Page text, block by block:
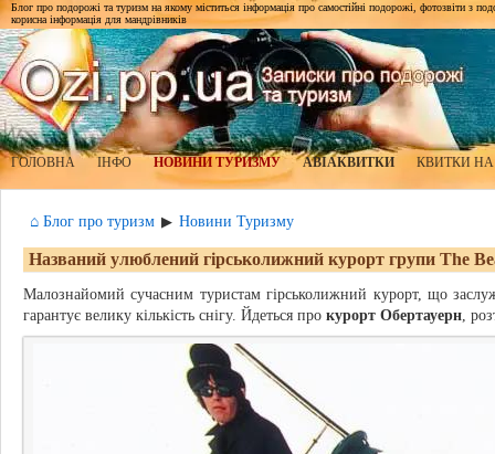
Блог про подорожі та туризм на якому міститься інформація про самостійні подорожі, фотозвіти з
корисна інформація для мандрівників
ГОЛОВНА ІНФО НОВИНИ ТУРИЗМУ АВІАКВИТКИ КВИТКИ
⌂ Блог про туризм ▶ Новини Туризму
Названий улюблений гірськолижний курорт групи The
Малознайомий сучасним туристам гірськолижний курорт, що
гарантує велику кількість снігу. Йдеться про курорт Обертауерн,